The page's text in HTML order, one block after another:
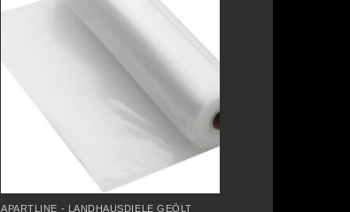
APARTLINE - LANDHAUSDIELE GEÖLT